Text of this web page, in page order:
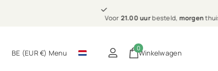
bij jou thuis thuis (in NL & BE)
BE (EUR €) Menu Winkelwagen
0